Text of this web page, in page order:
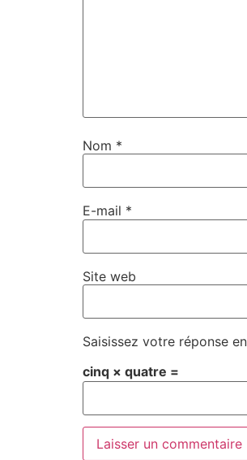
Nom *
E-mail *
Site web
Saisissez votre réponse
cinq × quatre =